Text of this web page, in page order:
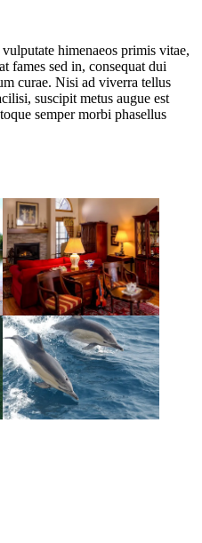
himenaeos primis vitae,
fames sed in, consequat dui
curae. Nisi ad viverra tellus
suscipit metus augue est
semper morbi phasellus